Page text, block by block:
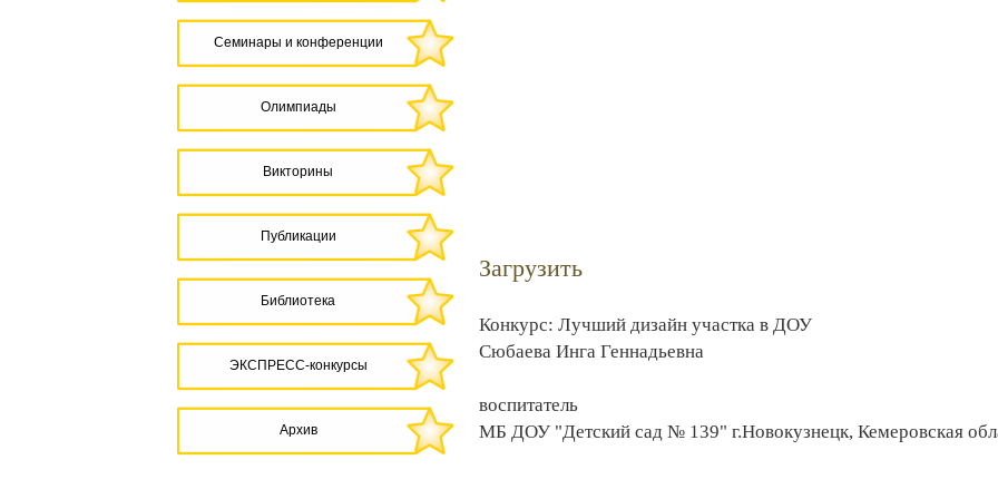
Семинары и конференции
Олимпиады
Викторины
Публикации
Библиотека
ЭКСПРЕСС-конкурсы
Архив
Загрузить
Конкурс: Лучший дизайн участка в ДОУ
Сюбаева Инга Геннадьевна
воспитатель
МБ ДОУ "Детский сад № 139" г.Новокузнецк, Кемеровская